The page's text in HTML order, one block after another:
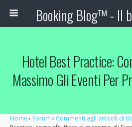
Hotel Best Practice:
Massimo Gli Eventi Per
Home › Forum › Commenti agli articoli di